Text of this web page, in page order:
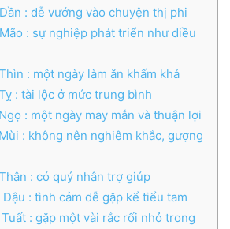
: dễ vướng vào chuyện thị phi
: sự nghiệp phát triển như diều
: một ngày làm ăn khấm khá
: tài lộc ở mức trung bình
: một ngày may mắn và thuận lợi
: không nên nghiêm khắc, gượng
: có quý nhân trợ giúp
Dậu : tình cảm dễ gặp kể tiểu tam
: gặp một vài rắc rối nhỏ trong